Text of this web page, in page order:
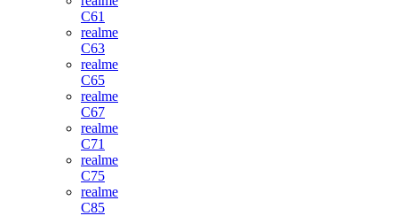
C61
realme
C63
realme
C65
realme
C67
realme
C71
realme
C75
realme
C85